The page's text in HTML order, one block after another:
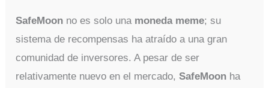
SafeMoon no es solo una moneda meme; su
sistema de recompensas ha atraído a una gran
comunidad de inversores. A pesar de ser
relativamente nuevo en el mercado,SafeMoon ha